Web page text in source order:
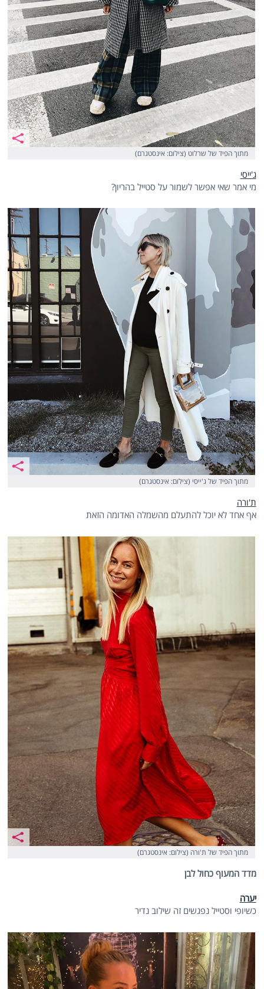
מתוך הפיד של שרלוט (צילום: אינסטגרם)
ג'ייסי
מי אמר שאי אפשר לשמור על סטייל בהריון?
מתוך הפיד של ג'ייסי (צילום: אינסטגרם)
ת'ורה
אף אחד לא יוכל להתעלם מהשמלה האדומה הזאת
מתוך הפיד של ת'ורה (צילום: אינסטגרם)
מדד המעוף כחול לבן
יערה
כשיופי וסטייל נפגשים זה שילוב נדיר